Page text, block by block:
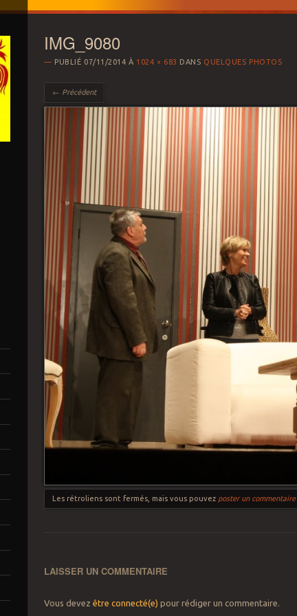
IMG_9080
PUBLIÉ 07/11/2014 À 1024 × 683 DANS QUELQUES PHOTOS
← Précédent
Les rétroliens sont fermés, mais vous pouvez poster un commentaire
LAISSER UN COMMENTAIRE
Vous devezêtre connecté(e) pour rédiger un commentaire.